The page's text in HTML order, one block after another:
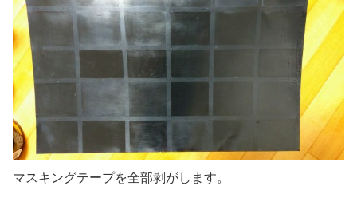
マスキングテープを全部剥がします。